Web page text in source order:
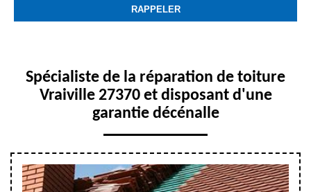
Spécialiste de la réparation de toiture
Vraiville 27370 et disposant d'une
garantie décénalle